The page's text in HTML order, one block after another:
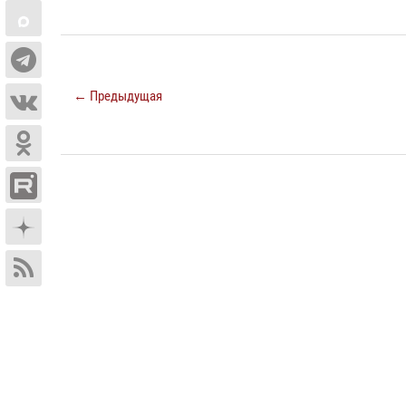
← Предыдущая